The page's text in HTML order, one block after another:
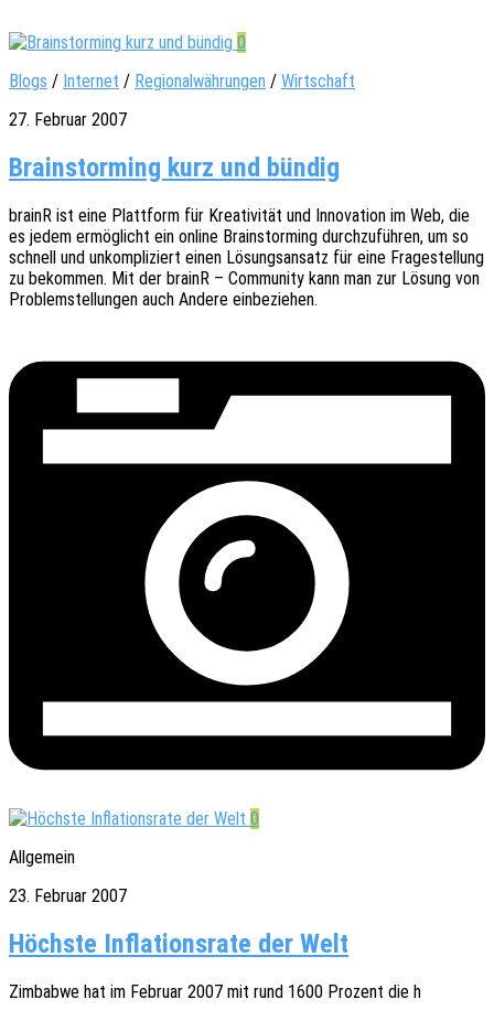
0
Blogs / Internet / Regionalwährungen / Wirtschaft
27. Februar 2007
Brainstorming kurz und bündig
brainR ist eine Platt­form für Krea­ti­vi­tät und Inno­va­ti­on im Web, die
es jedem ermög­licht ein online Brain­stor­ming durch­zu­füh­ren, um so
schnell und unkom­pli­ziert einen Lösungs­an­satz für eine Frage­stel­lung
zu bekom­men. Mit der brainR – Commu­ni­ty kann man zur Lösung von
Problem­stel­lun­gen auch Andere einbeziehen.
0
Allgemein
23. Februar 2007
Höchste Inflationsrate der Welt
Zimbab­we hat im Febru­ar 2007 mit rund 1600 Prozent die h